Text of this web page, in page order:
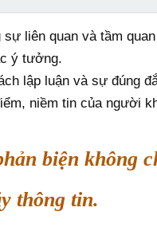
sự liên quan và tầm quan
ý tưởng.
lập luận và sự đúng
niềm tin của người
biện không
thông tin.